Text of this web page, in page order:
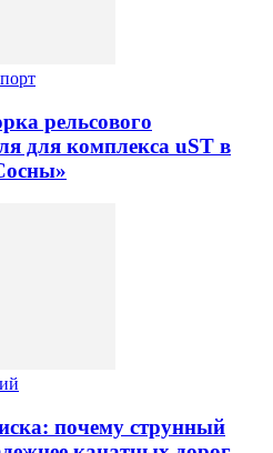
рельсового
для комплекса uST в
почему струнный